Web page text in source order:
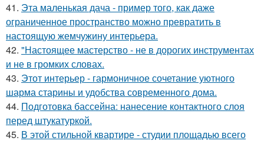
41. Эта маленькая дача - пример того, как даже
ограниченное пространство можно превратить в
настоящую жемчужину интерьера.
42. "Настоящее мастерство - не в дорогих инструментах
и не в громких словах.
43. Этот интерьер - гармоничное сочетание уютного
шарма старины и удобства современного дома.
44. Подготовка бассейна: нанесение контактного слоя
перед штукатуркой.
45. В этой стильной квартире - студии площадью всего